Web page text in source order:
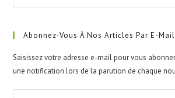
Abonnez-Vous À Nos Articles Par E-
Saisissez votre adresse e-mail pour vous
une notification lors de la parution de chaque
Votre